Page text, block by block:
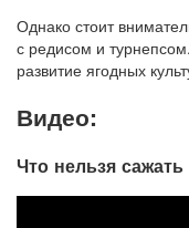
Однако стоит
с редисом и
развитие ягодных
Видео:
Что нельзя